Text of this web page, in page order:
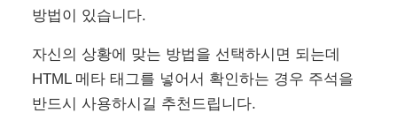
방법이 있습니다.
자신의 상황에 맞는 방법을 선택하시면 되는데
HTML 메타 태그를 넣어서 확인하는 경우 주석을
반드시 사용하시길 추천드립니다.